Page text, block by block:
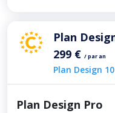
Plan
299 € / par an
Plan Design 10
Plan Design Pro